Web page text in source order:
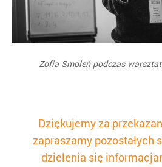
Zofia Smoleń podczas
Dziękujemy za
zapraszamy pozostałych
dzielenia się